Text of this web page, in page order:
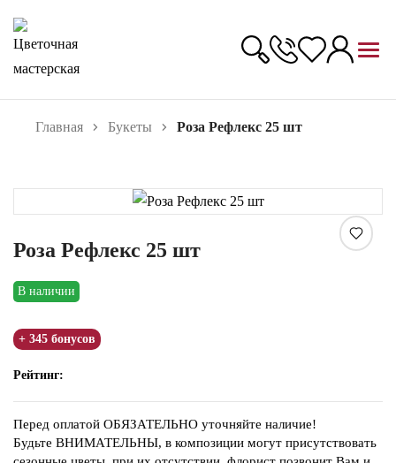
Главная Букеты Роза Рефлекс 25 шт
Роза Рефлекс 25 шт
В наличии
+ 345 бонусов
Рейтинг:
Перед оплатой ОБЯЗАТЕЛЬНО уточняйте наличие!
Будьте ВНИМАТЕЛЬНЫ, в композиции могут присутствовать